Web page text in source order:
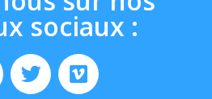
sociaux :